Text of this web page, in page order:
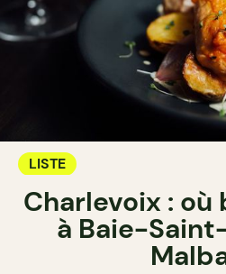
LISTE
Charlevoix : où
à Baie-